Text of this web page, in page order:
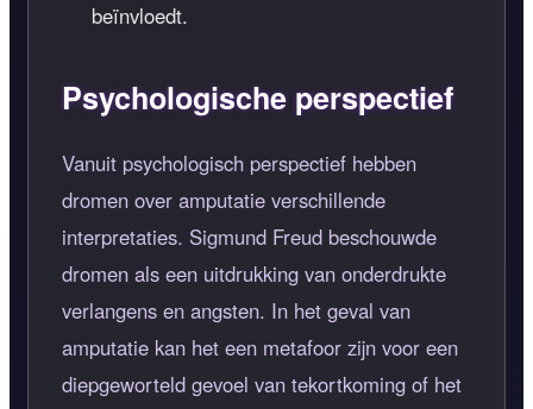
beïnvloedt.
Psychologische perspectief
Vanuit psychologisch perspectief hebben
dromen over amputatie verschillende
interpretaties. Sigmund Freud beschouwde
dromen als een uitdrukking van onderdrukte
verlangens en angsten. In het geval van
amputatie kan het een metafoor zijn voor een
diepgeworteld gevoel van tekortkoming of het